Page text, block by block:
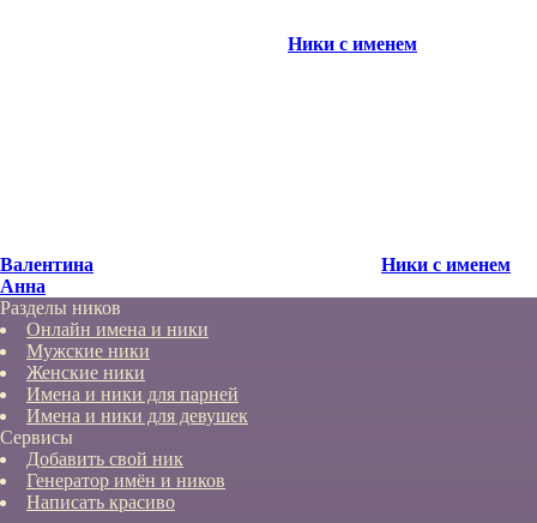
Ники с именем
Валентина
Ники с именем
Анна
Разделы ников
Онлайн имена и ники
Мужские ники
Женские ники
Имена и ники для парней
Имена и ники для девушек
Сервисы
Добавить свой ник
Генератор имён и ников
Написать красиво